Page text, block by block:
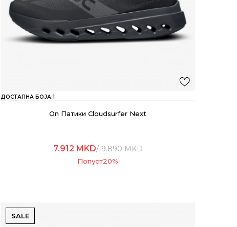
ДОСТАПНА БОЈА:1
On Патики Cloudsurfer Next
7.912 MKD 9.890MKD
Попуст20%
SALE